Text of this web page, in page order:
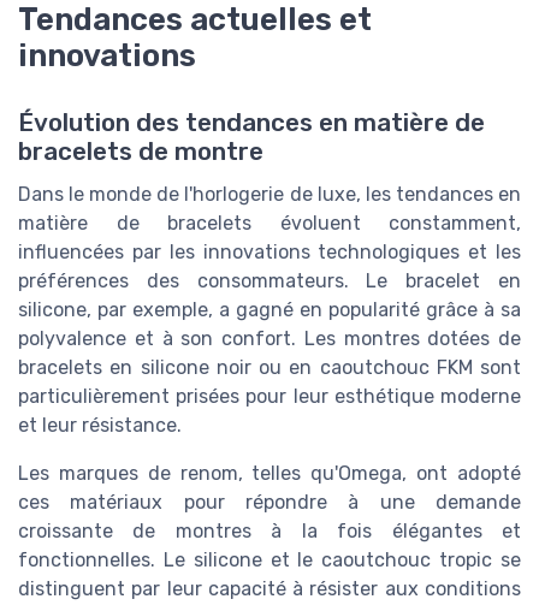
Tendances actuelles et
innovations
Évolution des tendances en matière de
bracelets de montre
Dans le monde de l'horlogerie de luxe, les tendances en
matière de bracelets évoluent constamment,
influencées par les innovations technologiques et les
préférences des consommateurs. Le bracelet en
silicone, par exemple, a gagné en popularité grâce à sa
polyvalence et à son confort. Les montres dotées de
bracelets en silicone noir ou en caoutchouc FKM sont
particulièrement prisées pour leur esthétique moderne
et leur résistance.
Les marques de renom, telles qu'Omega, ont adopté
ces matériaux pour répondre à une demande
croissante de montres à la fois élégantes et
fonctionnelles. Le silicone et le caoutchouc tropic se
distinguent par leur capacité à résister aux conditions